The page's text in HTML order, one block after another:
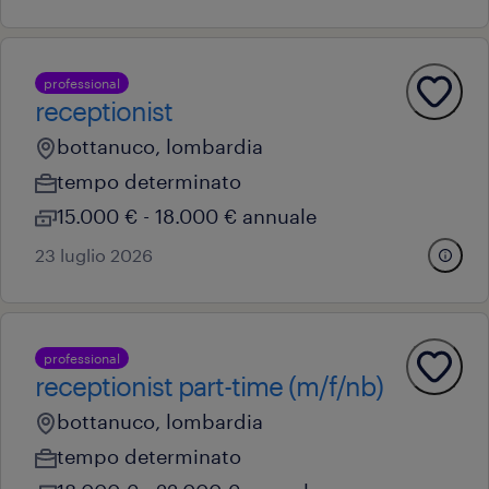
professional
receptionist
bottanuco, lombardia
tempo determinato
15.000 € - 18.000 € annuale
23 luglio 2026
professional
receptionist part-time (m/f/nb)
bottanuco, lombardia
tempo determinato